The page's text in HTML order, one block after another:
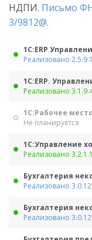
НДПИ. Письмо
3/9812@.
1С:ERP
Реализовано
1С:ERP.
Реализовано
1С:Рабочее
Не планируется
1С:Управление
Реализовано
Бухгалтерия
Реализовано
Бухгалтерия
Реализовано